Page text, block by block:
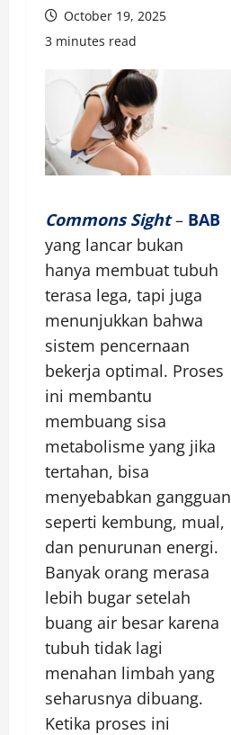
October 19, 2025
3 minutes read
Commons Sight– BAB
yang lancar bukan
hanya membuat tubuh
terasa lega, tapi juga
menunjukkan bahwa
sistem pencernaan
bekerja optimal. Proses
ini membantu
membuang sisa
metabolisme yang jika
tertahan, bisa
menyebabkan gangguan
seperti kembung, mual,
dan penurunan energi.
Banyak orang merasa
lebih bugar setelah
buang air besar karena
tubuh tidak lagi
menahan limbah yang
seharusnya dibuang.
Ketika proses ini